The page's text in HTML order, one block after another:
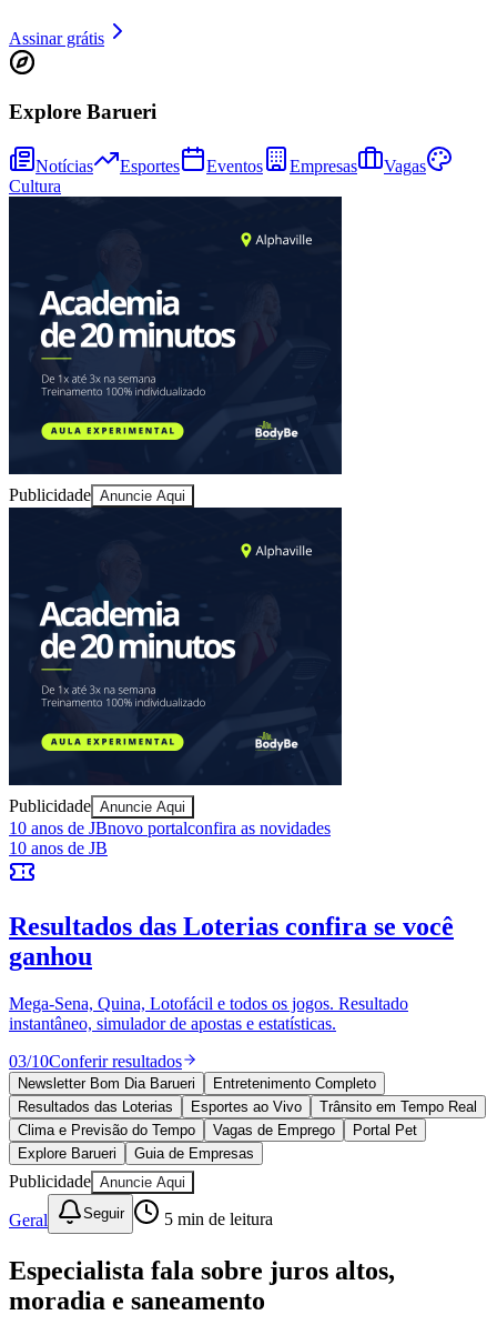
Ceará
Goiás
Assinar grátis
Explore Barueri
Notícias Esportes Eventos Empresas
Vagas
Cultura
Publicidade Anuncie Aqui
Publicidade Anuncie Aqui
10 anos de JB novo portalconfira as novidades